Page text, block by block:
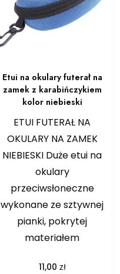
Etui na okulary futerał na
zamek z karabińczykiem
kolor niebieski
ETUI FUTERAŁ NA
OKULARY NA ZAMEK
NIEBIESKI Duże etui na
okulary
przeciwsłoneczne
wykonane ze sztywnej
pianki, pokrytej
materiałem
11,00 zł